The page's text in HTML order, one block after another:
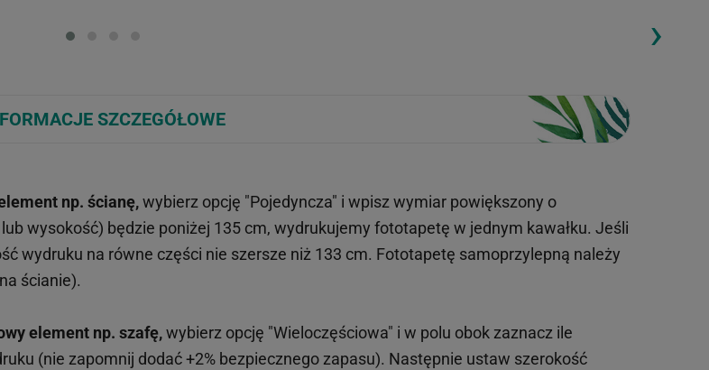
Loading...
›
SZCZEGÓŁOWE
np. ścianę,wybierz opcję "Pojedyncza" i wpisz wymiar powiększony o
wysokość) będzie poniżej 135 cm, wydrukujemy fototapetę w jednym kawałku. Jeśli
wydruku na równe części nie szersze niż 133 cm. Fototapetę samoprzylepną należy
ścianie).
element np. szafę,wybierz opcję "Wieloczęściowa" i w polu obok zaznacz ile
(nie zapomnij dodać +2% bezpiecznego zapasu). Następnie ustaw szerokość